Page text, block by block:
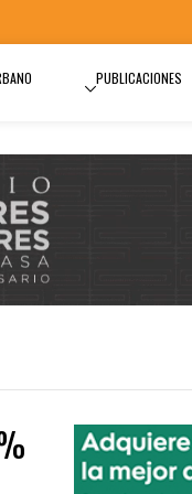
PUBLICACIONES